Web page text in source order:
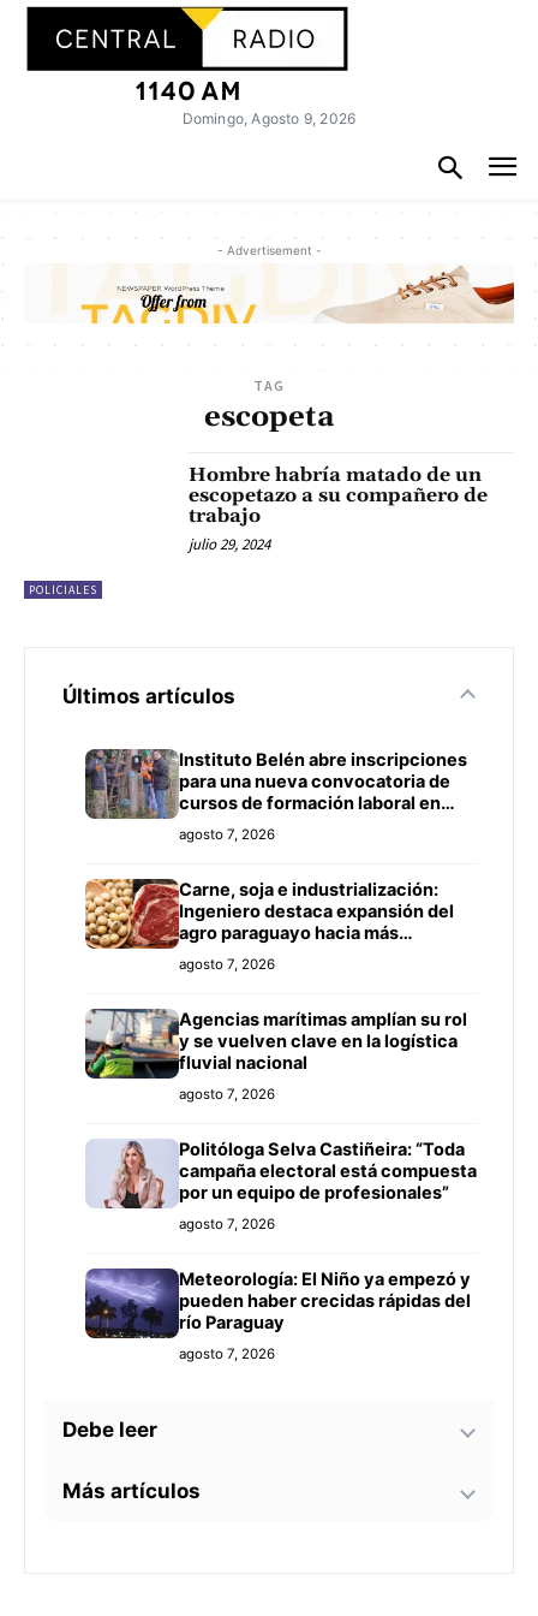
Domingo, Agosto 9, 2026
- Advertisement -
TAG
escopeta
POLICIALES
Hombre habría matado de un
escopetazo a su compañero de
trabajo
julio 29, 2024
Últimos artículos
Instituto Belén abre inscripciones
para una nueva convocatoria de
cursos de formación laboral en
Concepción
agosto 7, 2026
Carne, soja e industrialización:
Ingeniero destaca expansión del
agro paraguayo hacia más
mercados
agosto 7, 2026
Agencias marítimas amplían su rol
y se vuelven clave en la logística
fluvial nacional
agosto 7, 2026
Politóloga Selva Castiñeira: “Toda
campaña electoral está compuesta
por un equipo de profesionales”
agosto 7, 2026
Meteorología: El Niño ya empezó y
pueden haber crecidas rápidas del
río Paraguay
agosto 7, 2026
Debe leer
Tecnología y BIM ganan terreno en
Más artículos